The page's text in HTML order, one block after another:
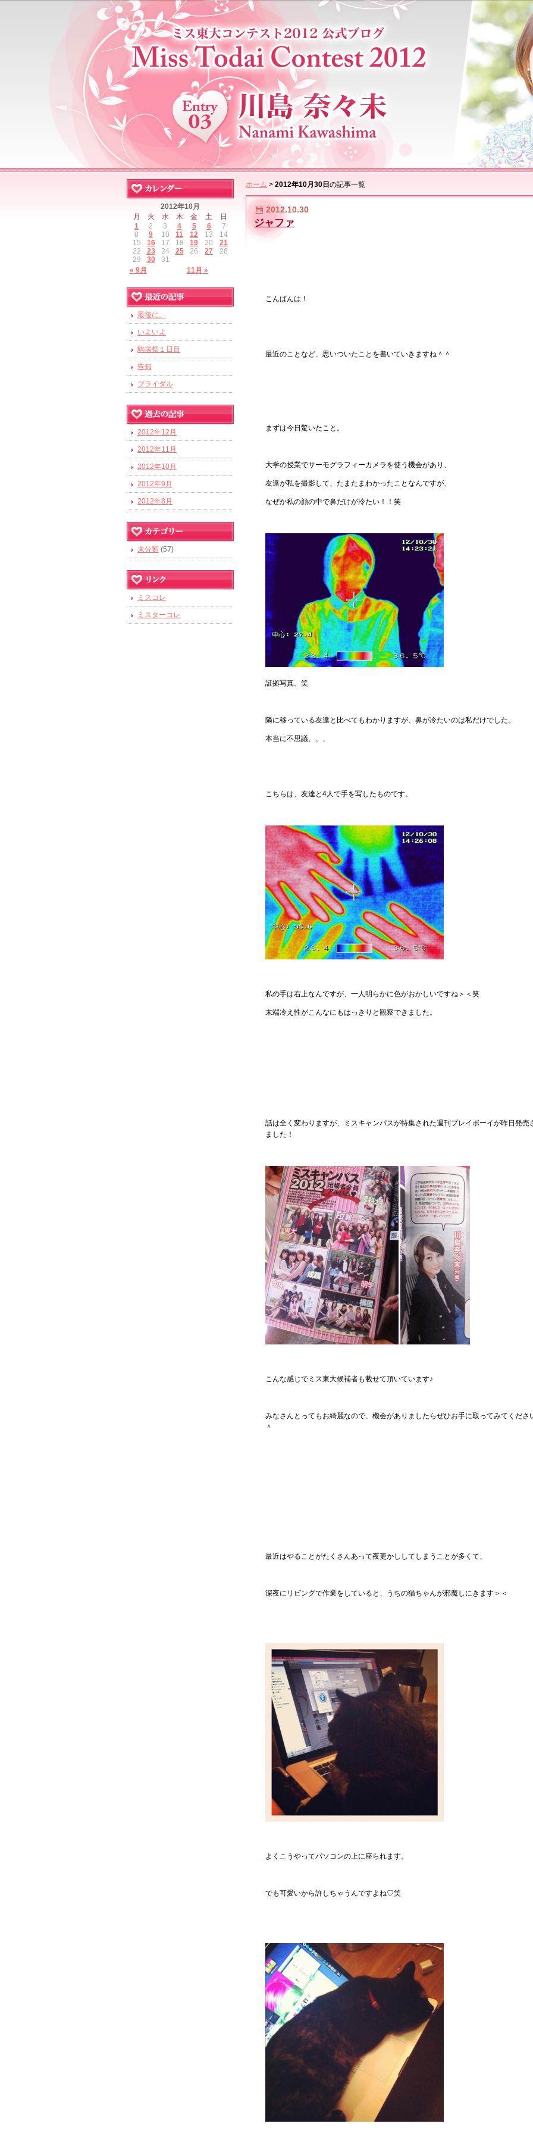
ホーム > 2012年10月30日 の記事一覧
2012.10.30
ジャファ
こんばんは！
最近のことなど、思いついたことを書いていきますね＾＾
まずは今日驚いたこと。
大学の授業でサーモグラフィーカメラを使う機会があり、
友達が私を撮影して、たまたまわかったことなんですが、
なぜか私の顔の中で鼻だけが冷たい！！笑
証拠写真。笑
隣に移っている友達と比べてもわかりますが、鼻が冷たいのは私だけでした。
本当に不思議、、、
こちらは、友達と4人で手を写したものです。
私の手は右上なんですが、一人明らかに色がおかしいですね＞＜笑
末端冷え性がこんなにもはっきりと観察できました。
話は全く変わりますが、ミスキャンパスが特集された週刊プレイボーイが昨日発売
ました！
こんな感じでミス東大候補者も載せて頂いています♪
みなさんとってもお綺麗なので、機会がありましたらぜひお手に取ってみてくださ
＾
最近はやることがたくさんあって夜更かししてしまうことが多くて、
深夜にリビングで作業をしていると、うちの猫ちゃんが邪魔しにきます＞＜
よくこうやってパソコンの上に座られます。
でも可愛いから許しちゃうんですよね♡笑
2012年10月
月
火 水 木 金 土 日
« 9月 11月 »
1 2 3 4 5 6
7
8
9 10 11 12 13
14
15
16 17 18 19 20
21
22
23 24 25 26 27
28
29
30 31
最後に。
いよいよ
駒場祭１日目
告知
ブライダル
2012年12月
2012年11月
2012年10月
2012年9月
2012年8月
未分類 (57)
ミスコレ
ミスターコレ